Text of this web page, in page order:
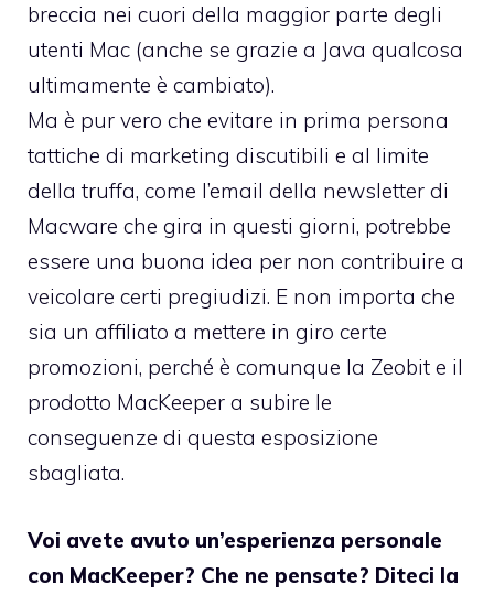
breccia nei cuori della maggior parte degli
utenti Mac (anche se grazie a Java qualcosa
ultimamente è cambiato).
Ma è pur vero che evitare in prima persona
tattiche di marketing discutibili e al limite
della truffa, come l’email della newsletter di
Macware che gira in questi giorni, potrebbe
essere una buona idea per non contribuire a
veicolare certi pregiudizi. E non importa che
sia un affiliato a mettere in giro certe
promozioni, perché è comunque la Zeobit e il
prodotto MacKeeper a subire le
conseguenze di questa esposizione
sbagliata.
Voi avete avuto un’esperienza personale
con MacKeeper? Che ne pensate? Diteci la